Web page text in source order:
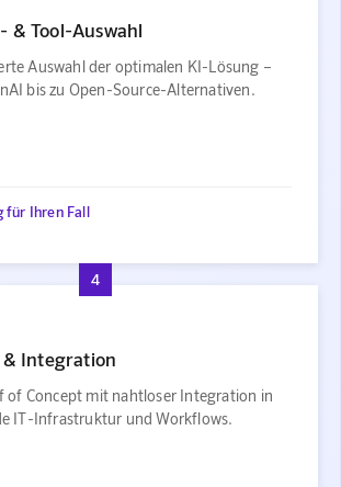
& Tool-Auswahl
Auswahl der optimalen KI-Lösung –
bis zu Open-Source-Alternativen.
für Ihren Fall
4
Integration
of Concept mit nahtloser Integration in
IT-Infrastruktur und Workflows.